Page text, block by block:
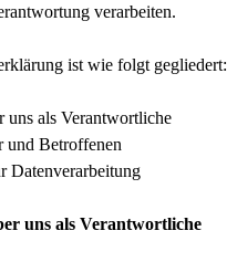
verarbeiten.
ist wie folgt gegliedert:
uns als Verantwortliche
und Betroffenen
Datenverarbeitung
uns als Verantwortliche